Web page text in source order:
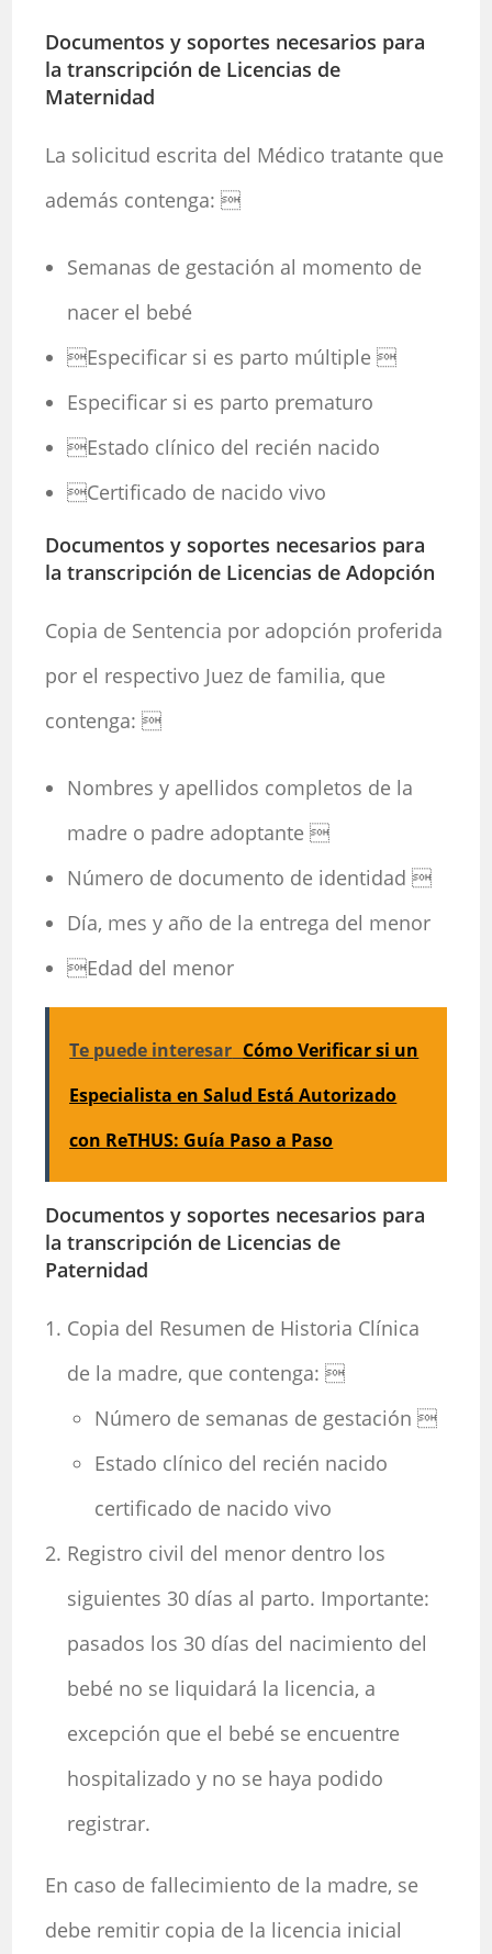
Documentos y soportes necesarios para
la transcripción de Licencias de
Maternidad
La solicitud escrita del Médico tratante que
además contenga: 
Semanas de gestación al momento de
nacer el bebé
Especificar si es parto múltiple 
Especificar si es parto prematuro
Estado clínico del recién nacido
Certificado de nacido vivo
Documentos y soportes necesarios para
la transcripción de Licencias de Adopción
Copia de Sentencia por adopción proferida
por el respectivo Juez de familia, que
contenga: 
Nombres y apellidos completos de la
madre o padre adoptante 
Número de documento de identidad 
Día, mes y año de la entrega del menor
Edad del menor
Te puede interesar Cómo Verificar si un
Especialista en Salud Está Autorizado
con ReTHUS: Guía Paso a Paso
Documentos y soportes necesarios para
la transcripción de Licencias de
Paternidad
Copia del Resumen de Historia Clínica
de la madre, que contenga: 
Número de semanas de gestación 
Estado clínico del recién nacido
certificado de nacido vivo
Registro civil del menor dentro los
siguientes 30 días al parto. Importante:
pasados los 30 días del nacimiento del
bebé no se liquidará la licencia, a
excepción que el bebé se encuentre
hospitalizado y no se haya podido
registrar.
En caso de fallecimiento de la madre, se
debe remitir copia de la licencia inicial